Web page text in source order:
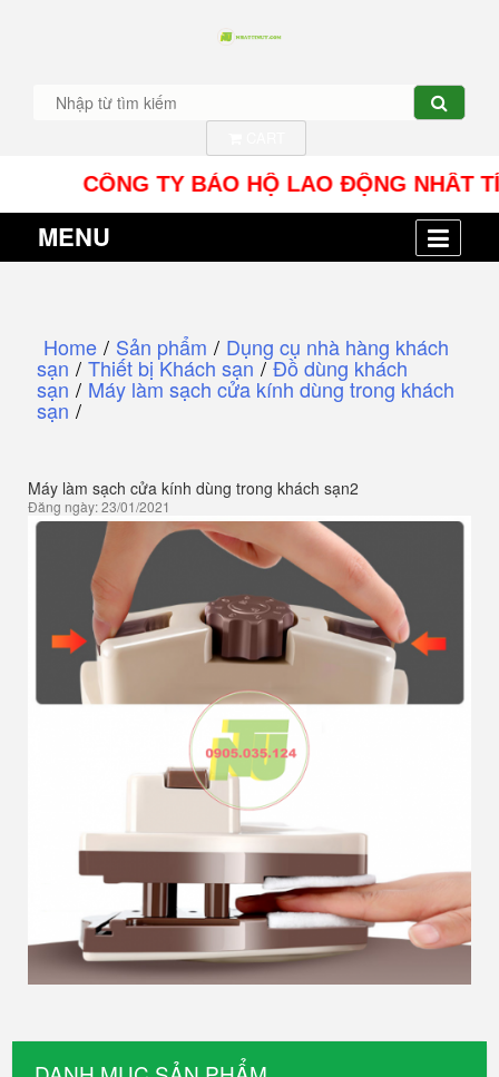
CÔNG TY BẢO HỘ LAO ĐỘNG NHÂT
MENU
Home / Sản phẩm / Dụng cụ nhà hàng khách
sạn / Thiết bị Khách sạn / Đồ dùng khách
sạn / Máy làm sạch cửa kính dùng trong khách
sạn /
Máy làm sạch cửa kính dùng trong khách sạn2
Đăng ngày: 23/01/2021